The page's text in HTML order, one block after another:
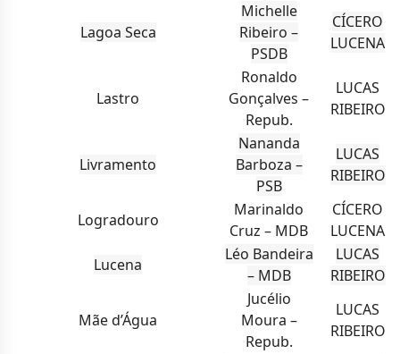
Lagoa Seca
Michelle
Ribeiro –
PSDB
CÍCERO
LUCENA
Lastro
Ronaldo
Gonçalves –
Repub.
LUCAS
RIBEIRO
Livramento
Nananda
Barboza –
PSB
LUCAS
RIBEIRO
Logradouro
Marinaldo
Cruz – MDB
CÍCERO
LUCENA
Lucena
Léo Bandeira
– MDB
LUCAS
RIBEIRO
Mãe d’Água
Jucélio
Moura –
Repub.
LUCAS
RIBEIRO